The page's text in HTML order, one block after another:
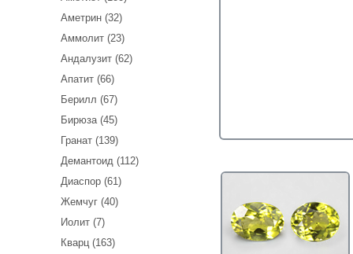
Аметрин (32)
Аммолит (23)
Андалузит (62)
Апатит (66)
Берилл (67)
Бирюза (45)
Гранат (139)
Демантоид (112)
Диаспор (61)
Жемчуг (40)
Иолит (7)
Кварц (163)